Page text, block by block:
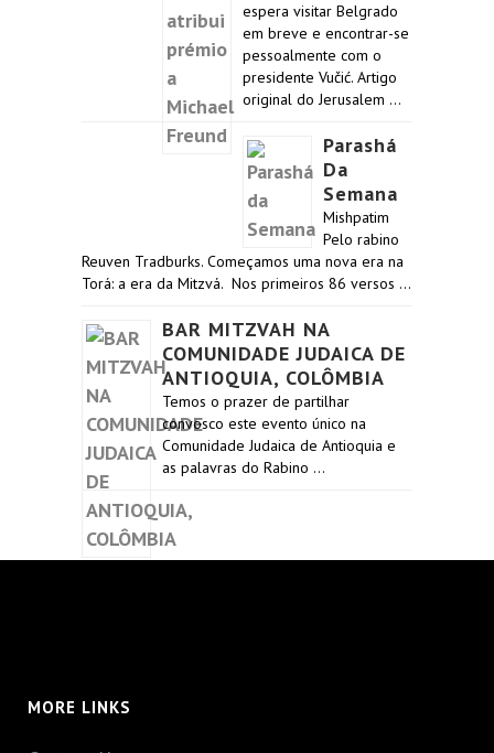
espera visitar Belgrado
em breve e encontrar-se
pessoalmente com o
presidente Vučić. Artigo
original do Jerusalem …
Parashá
Da
Semana
Mishpatim
Pelo rabino
Reuven Tradburks. Começamos uma nova era na
Torá: a era da Mitzvá. Nos primeiros 86 versos …
BAR MITZVAH NA
COMUNIDADE JUDAICA DE
ANTIOQUIA, COLÔMBIA
Temos o prazer de partilhar
convosco este evento único na
Comunidade Judaica de Antioquia e
as palavras do Rabino …
MORE LINKS